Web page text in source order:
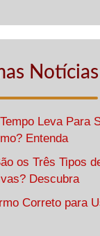
Notícias
Leva Para
Entenda
os Três Tipos
Descubra
Correto para